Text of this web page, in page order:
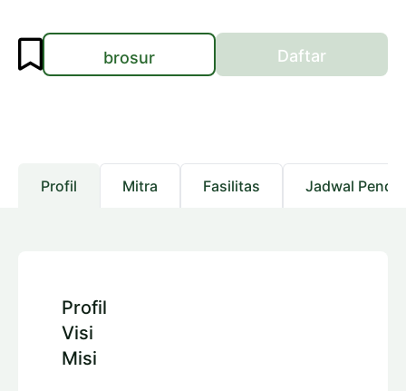
brosur Daftar
Profil Mitra Fasilitas Jadwal
Profil
Visi
Misi